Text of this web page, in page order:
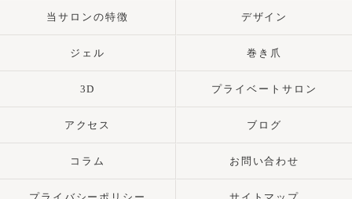
当サロンの特徴 デザイン
ジェル 巻き爪
3D プライベートサロン
アクセス ブログ
コラム お問い合わせ